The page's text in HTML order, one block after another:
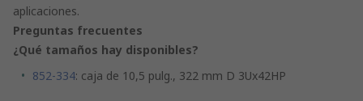
aplicaciones.
Preguntas frecuentes
¿Qué tamaños hay disponibles?
852-334: caja de 10,5 pulg., 322 mm D 3Ux42HP